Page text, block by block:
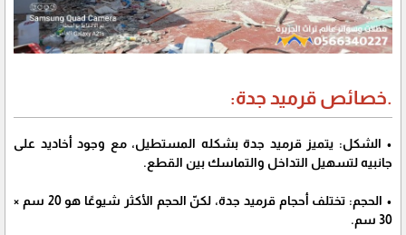
.خصائص قرميد جدة:
• الشكل: يتميز قرميد جدة بشكله المستطيل، مع وجود أخاديد على
جانبيه لتسهيل التداخل والتماسك بين القطع.
• الحجم: تختلف أحجام قرميد جدة، لكنّ الحجم الأكثر شيوعًا هو 20 سم ×
30 سم.